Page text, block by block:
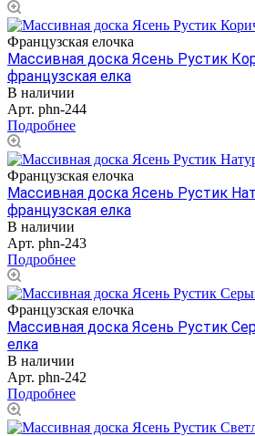
Французская елочка
Массивная доска Ясень Рустик
французская елка
В наличии
Арт. phn-244
Подробнее
Французская елочка
Массивная доска Ясень Рустик
французская елка
В наличии
Арт. phn-243
Подробнее
Французская елочка
Массивная доска Ясень Рустик
елка
В наличии
Арт. phn-242
Подробнее